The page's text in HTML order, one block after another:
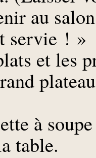
au
servie ! »
et les
à
table.